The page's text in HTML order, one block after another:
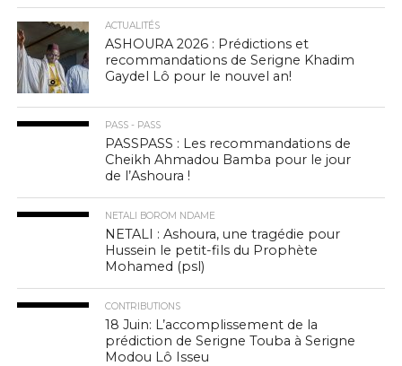
ACTUALITÉS
ASHOURA 2026 : Prédictions et
recommandations de Serigne Khadim
Gaydel Lô pour le nouvel an!
PASS - PASS
PASSPASS : Les recommandations de
Cheikh Ahmadou Bamba pour le jour
de l’Ashoura !
NETALI BOROM NDAME
NETALI : Ashoura, une tragédie pour
Hussein le petit-fils du Prophète
Mohamed (psl)
CONTRIBUTIONS
18 Juin: L’accomplissement de la
prédiction de Serigne Touba à Serigne
Modou Lô Isseu